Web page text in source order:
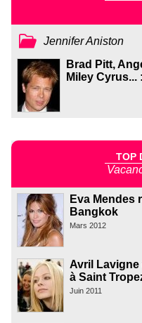
Jennifer Aniston
Brad Pitt,
Miley
TOP
Eva Mendes
Bangkok
Mars 2012
Avril Lavigne
à Saint
Juin 2011